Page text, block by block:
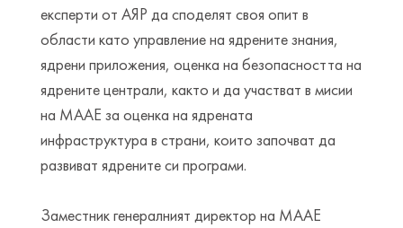
експерти от АЯР да споделят своя опит в
области като управление на ядрените знания,
ядрени приложения, оценка на безопасността на
ядрените централи, както и да участват в мисии
на МААЕ за оценка на ядрената
инфраструктура в страни, които започват да
развиват ядрените си програми.
Заместник генералният директор на МААЕ